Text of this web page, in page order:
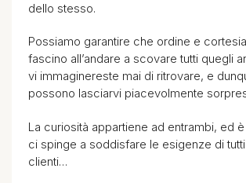
dello stesso.
Possiamo garantire che ordine e
fascino all’andare a scovare tutti quegli
vi immaginereste mai di ritrovare, e
possono lasciarvi piacevolmente
La curiosità appartiene ad entrambi, ed
ci spinge a soddisfare le esigenze di
clienti…